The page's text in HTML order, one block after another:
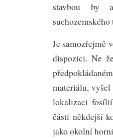
stavbou by
Je samozřejmě
dispozici. Ne
materiálu, vyšel
lokalizaci
části někdejší
jako okolní